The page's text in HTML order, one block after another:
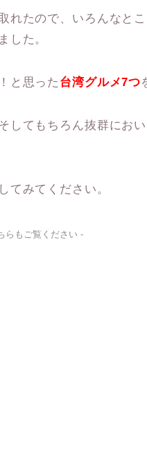
れたので、いろんなと
した。
と思った 台湾グルメ7つ
してもちろん抜群にお
てみてください。
らもご覧ください -